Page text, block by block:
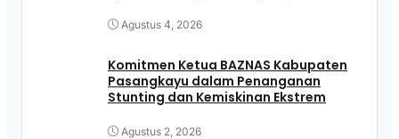
Agustus 4, 2026
Komitmen Ketua BAZNAS Kabupaten
Pasangkayu dalam Penanganan
Stunting dan Kemiskinan Ekstrem
Agustus 2, 2026